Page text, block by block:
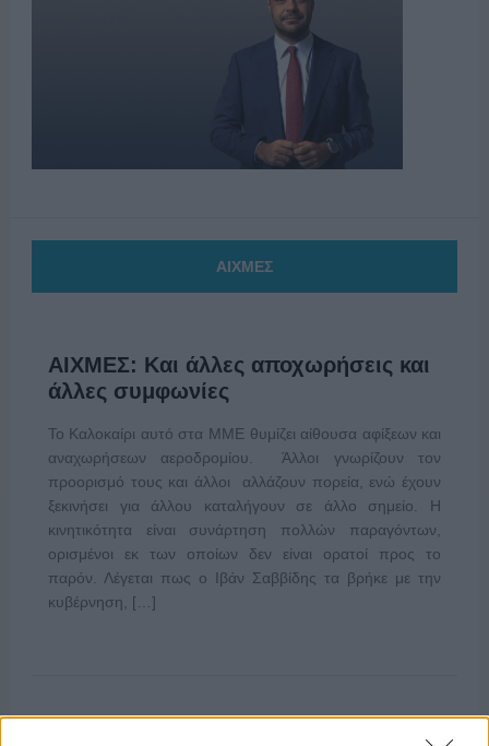
ΑΙΧΜΕΣ
ΑΙΧΜΕΣ: Και άλλες αποχωρήσεις και
άλλες συμφωνίες
Το Καλοκαίρι αυτό στα ΜΜΕ θυμίζει αίθουσα αφίξεων και
αναχωρήσεων αεροδρομίου. Άλλοι γνωρίζουν τον
προορισμό τους και άλλοι αλλάζουν πορεία, ενώ έχουν
ξεκινήσει για άλλου καταλήγουν σε άλλο σημείο. Η
κινητικότητα είναι συνάρτηση πολλών παραγόντων,
ορισμένοι εκ των οποίων δεν είναι ορατοί προς το
παρόν. Λέγεται πως ο Ιβάν Σαββίδης τα βρήκε με την
κυβέρνηση, […]